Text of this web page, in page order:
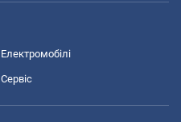
Електромобілі
Сервіс